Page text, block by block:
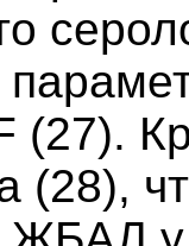
(27).
(28),